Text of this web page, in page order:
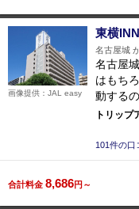
東横
名古屋城
名古屋
はもち
動する
トリップ
101件の口
画像提供：JAL easy
合計料金 8,686円～